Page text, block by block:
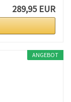
289,95 EUR
ANGEBOT